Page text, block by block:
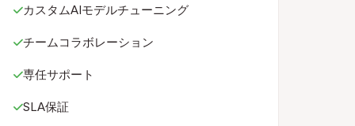
カスタムAIモデルチューニング
チームコラボレーション
専任サポート
SLA保証